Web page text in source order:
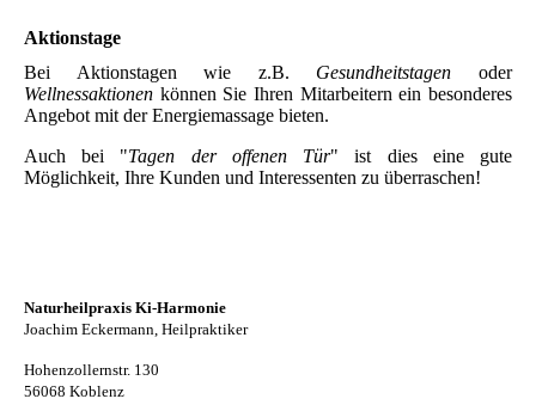
Aktionstage
Bei Aktionstagen wie z.B. Gesundheitstagen oder
Wellnessaktionen können Sie Ihren Mitarbeitern ein besonderes
Angebot mit der Energiemassage bieten.
Auch bei "Tagen der offenen Tür" ist dies eine gute
Möglichkeit, Ihre Kunden und Interessenten zu überraschen!
Naturheilpraxis Ki-Harmonie
Joachim Eckermann, Heilpraktiker
Hohenzollernstr. 130
56068 Koblenz